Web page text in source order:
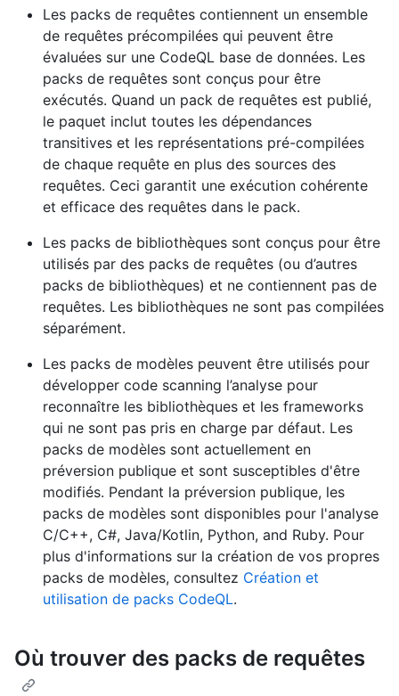
Les packs de requêtes contiennent un ensemble
de requêtes précompilées qui peuvent être
évaluées sur une CodeQL base de données. Les
packs de requêtes sont conçus pour être
exécutés. Quand un pack de requêtes est publié,
le paquet inclut toutes les dépendances
transitives et les représentations pré-compilées
de chaque requête en plus des sources des
requêtes. Ceci garantit une exécution cohérente
et efficace des requêtes dans le pack.
Les packs de bibliothèques sont conçus pour être
utilisés par des packs de requêtes (ou d’autres
packs de bibliothèques) et ne contiennent pas de
requêtes. Les bibliothèques ne sont pas compilées
séparément.
Les packs de modèles peuvent être utilisés pour
développer code scanning l’analyse pour
reconnaître les bibliothèques et les frameworks
qui ne sont pas pris en charge par défaut. Les
packs de modèles sont actuellement en
préversion publique et sont susceptibles d'être
modifiés. Pendant la préversion publique, les
packs de modèles sont disponibles pour l'analyse
C/C++, C#, Java/Kotlin, Python, and Ruby. Pour
plus d'informations sur la création de vos propres
packs de modèles, consultez Création et
utilisation de packs CodeQL.
Où trouver des packs de requêtes